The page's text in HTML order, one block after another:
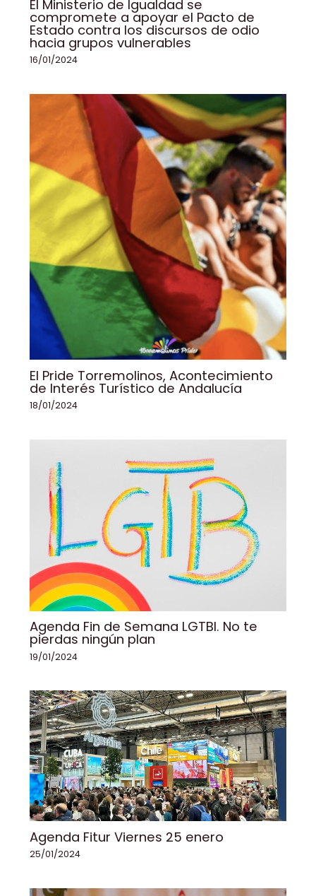
El Ministerio de Igualdad se
compromete a apoyar el Pacto de
Estado contra los discursos de odio
hacia grupos vulnerables
16/01/2024
El Pride Torremolinos, Acontecimiento
de Interés Turístico de Andalucía
18/01/2024
Agenda Fin de Semana LGTBI. No te
pierdas ningún plan
19/01/2024
Agenda Fitur Viernes 25 enero
25/01/2024